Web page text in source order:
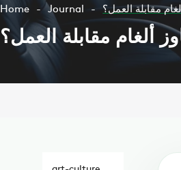
Home Journal مقابلة العمل؟
ألغام مقابلة العمل؟